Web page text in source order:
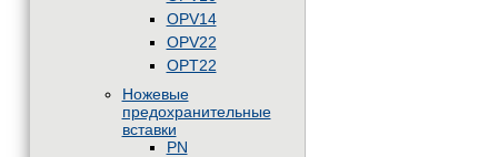
OPV14
OPV22
OPT22
Ножевые
предохранительные
вставки
PN